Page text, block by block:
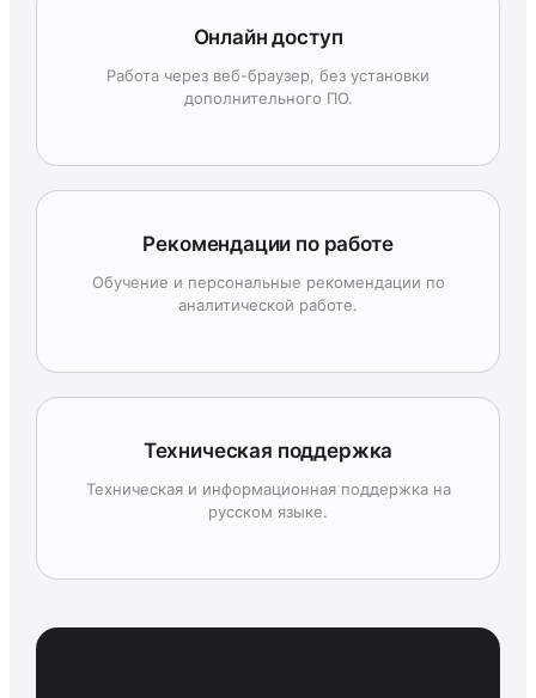
Онлайн доступ
Работа через веб-браузер, без установки
дополнительного ПО.
Рекомендации по работе
Обучение и персональные рекомендации по
аналитической работе.
Техническая поддержка
Техническая и информационная поддержка на
русском языке.